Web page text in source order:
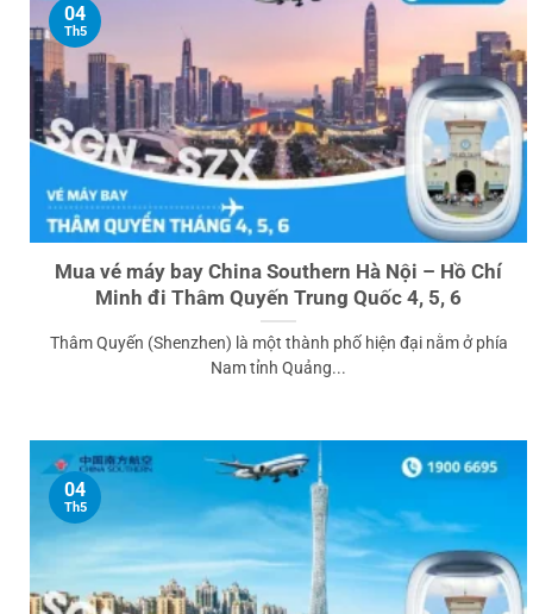
Mua vé máy bay China Southern Hà Nội – Hồ Chí
Minh đi Thâm Quyến Trung Quốc 4, 5, 6
Thâm Quyến (Shenzhen) là một thành phố hiện đại nằm ở phía
Nam tỉnh Quảng...
04
Th5
04
Th5